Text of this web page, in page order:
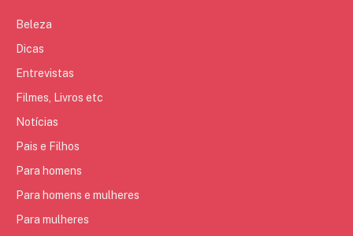
Beleza
Dicas
Entrevistas
Filmes, Livros etc
Notícias
Pais e Filhos
Para homens
Para homens e mulheres
Para mulheres